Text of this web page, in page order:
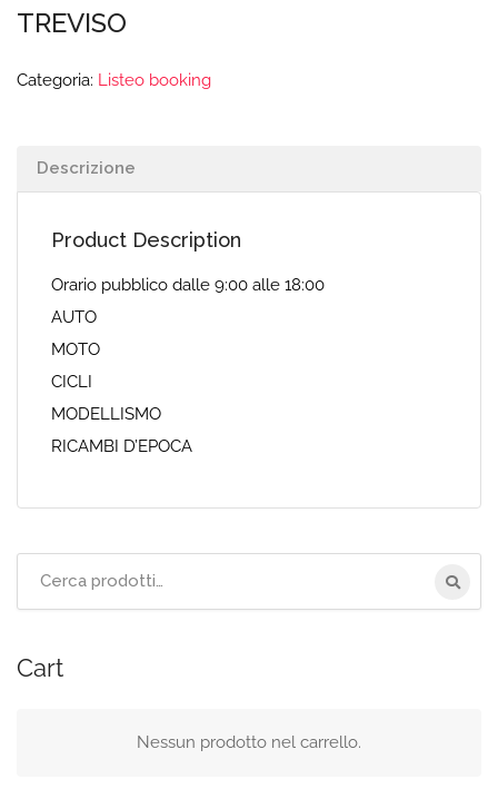
TREVISO
Categoria: Listeo booking
Descrizione
Product Description
Orario pubblico dalle 9:00 alle 18:00
AUTO
MOTO
CICLI
MODELLISMO
RICAMBI D’EPOCA
Cart
Nessun prodotto nel carrello.